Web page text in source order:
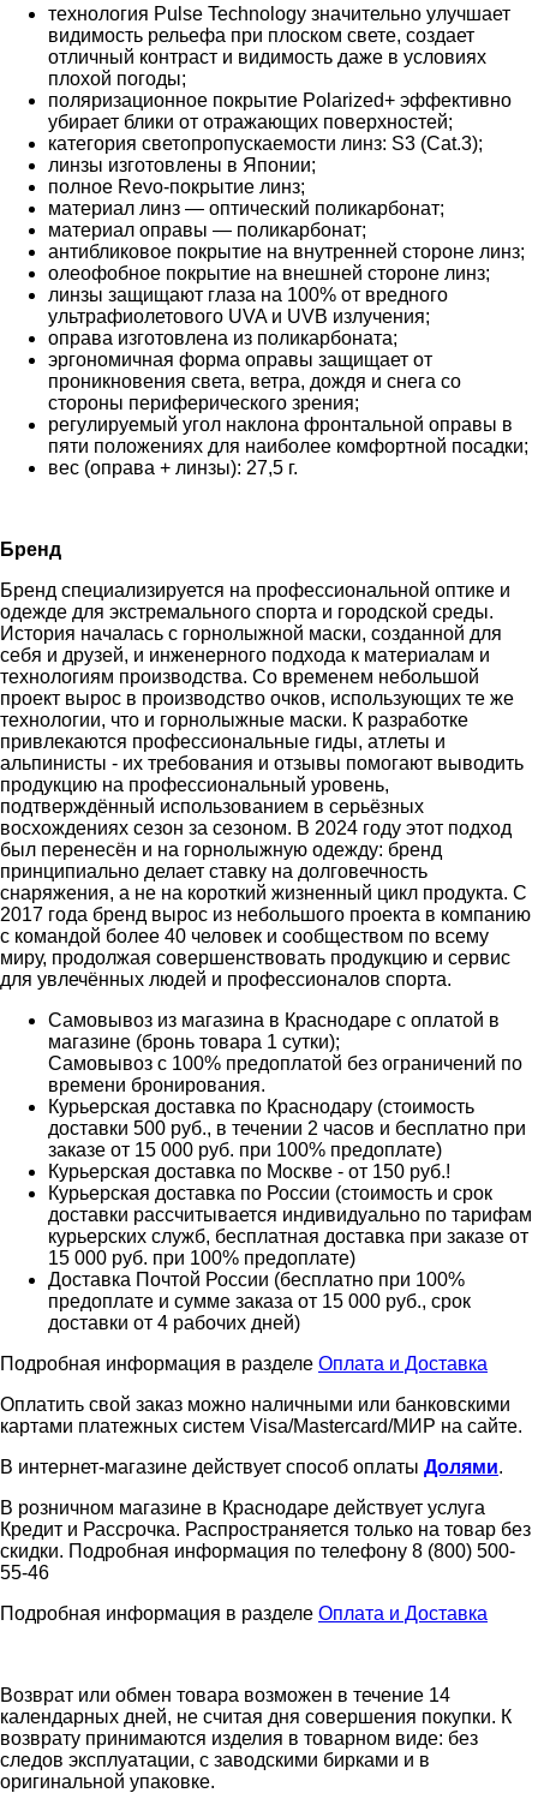
технология Pulse Technology значительно улучшает
видимость рельефа при плоском свете, создает
отличный контраст и видимость даже в условиях
плохой погоды;
поляризационное покрытие Polarized+ эффективно
убирает блики от отражающих поверхностей;
категория светопропускаемости линз: S3 (Cat.3);
линзы изготовлены в Японии;
полное Revo-покрытие линз;
материал линз — оптический поликарбонат;
материал оправы — поликарбонат;
антибликовое покрытие на внутренней стороне линз;
олеофобное покрытие на внешней стороне линз;
линзы защищают глаза на 100% от вредного
ультрафиолетового UVA и UVB излучения;
оправа изготовлена из поликарбоната;
эргономичная форма оправы защищает от
проникновения света, ветра, дождя и снега со
стороны периферического зрения;
регулируемый угол наклона фронтальной оправы в
пяти положениях для наиболее комфортной посадки;
вес (оправа + линзы): 27,5 г.
Бренд
Бренд специализируется на профессиональной оптике и
одежде для экстремального спорта и городской среды.
История началась с горнолыжной маски, созданной для
себя и друзей, и инженерного подхода к материалам и
технологиям производства. Со временем небольшой
проект вырос в производство очков, использующих те же
технологии, что и горнолыжные маски. К разработке
привлекаются профессиональные гиды, атлеты и
альпинисты - их требования и отзывы помогают выводить
продукцию на профессиональный уровень,
подтверждённый использованием в серьёзных
восхождениях сезон за сезоном. В 2024 году этот подход
был перенесён и на горнолыжную одежду: бренд
принципиально делает ставку на долговечность
снаряжения, а не на короткий жизненный цикл продукта. С
2017 года бренд вырос из небольшого проекта в компанию
с командой более 40 человек и сообществом по всему
миру, продолжая совершенствовать продукцию и сервис
для увлечённых людей и профессионалов спорта.
Самовывоз из магазина в Краснодаре с оплатой в
магазине (бронь товара 1 сутки);
Самовывоз с 100% предоплатой без ограничений по
времени бронирования.
Курьерская доставка по Краснодару (стоимость
доставки 500 руб., в течении 2 часов и бесплатно при
заказе от 15 000 руб. при 100% предоплате)
Курьерская доставка по Москве - от 150 руб.!
Курьерская доставка по России (стоимость и срок
доставки рассчитывается индивидуально по тарифам
курьерских служб, бесплатная доставка при заказе от
15 000 руб. при 100% предоплате)
Доставка Почтой России (бесплатно при 100%
предоплате и сумме заказа от 15 000 руб., срок
доставки от 4 рабочих дней)
Подробная информация в разделе Оплата и Доставка
Оплатить свой заказ можно наличными или банковскими
картами платежных систем Visa/Mastercard/МИР на сайте.
В интернет-магазине действует способ оплаты Долями.
В розничном магазине в Краснодаре действует услуга
Кредит и Рассрочка. Распространяется только на товар без
скидки. Подробная информация по телефону 8 (800) 500-
55-46
Подробная информация в разделе Оплата и Доставка
Возврат или обмен товара возможен в течение 14
календарных дней, не считая дня совершения покупки. К
возврату принимаются изделия в товарном виде: без
следов эксплуатации, с заводскими бирками и в
оригинальной упаковке.